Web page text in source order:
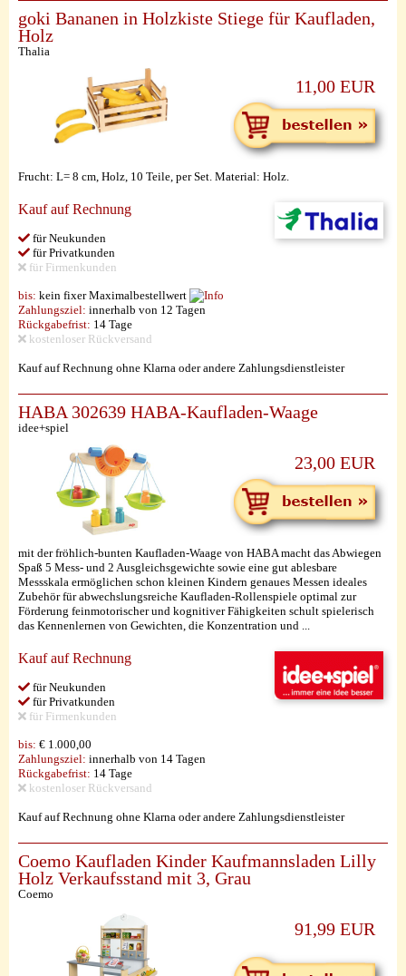
goki Bananen in Holzkiste Stiege für Kaufladen,
Holz
Thalia
11,00 EUR
Frucht: L= 8 cm, Holz, 10 Teile, per Set. Material: Holz.
Kauf auf Rechnung
für Neukunden
für Privatkunden
für Firmenkunden
bis: kein fixer Maximalbestellwert
Zahlungsziel: innerhalb von 12 Tagen
Rückgabefrist: 14 Tage
kostenloser Rückversand
Kauf auf Rechnung ohne Klarna oder andere Zahlungsdienstleister
HABA 302639 HABA-Kaufladen-Waage
idee+spiel
23,00 EUR
mit der fröhlich-bunten Kaufladen-Waage von HABA macht das Abwiegen
Spaß 5 Mess- und 2 Ausgleichsgewichte sowie eine gut ablesbare
Messskala ermöglichen schon kleinen Kindern genaues Messen ideales
Zubehör für abwechslungsreiche Kaufladen-Rollenspiele optimal zur
Förderung feinmotorischer und kognitiver Fähigkeiten schult spielerisch
das Kennenlernen von Gewichten, die Konzentration und ...
Kauf auf Rechnung
für Neukunden
für Privatkunden
für Firmenkunden
bis: € 1.000,00
Zahlungsziel: innerhalb von 14 Tagen
Rückgabefrist: 14 Tage
kostenloser Rückversand
Kauf auf Rechnung ohne Klarna oder andere Zahlungsdienstleister
Coemo Kaufladen Kinder Kaufmannsladen Lilly
Holz Verkaufsstand mit 3, Grau
Coemo
91,99 EUR